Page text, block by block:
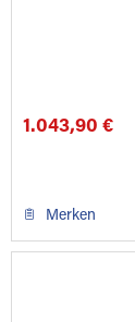
1.043,90 €
Merken